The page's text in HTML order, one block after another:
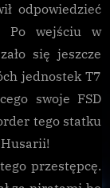
odpowiedzieć
Po wejściu w
się jeszcze
jednostek T7
swoje FSD
tego statku
przestępcę.